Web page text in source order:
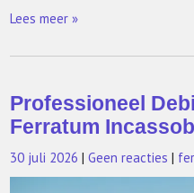
Lees meer »
Professioneel
Ferratum
30 juli 2026 |Geen reacties |